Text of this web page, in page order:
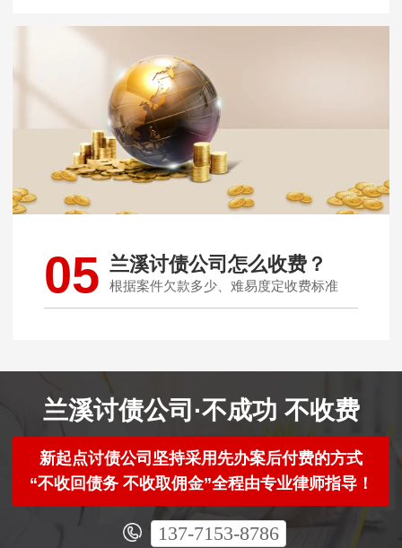
05 兰溪讨债公司怎么收费？
根据案件欠款多少、难易度定收费标准
兰溪讨债公司·不成功 不收费
新起点讨债公司坚持采用先办案后付费的方式
“不收回债务 不收取佣金”全程由专业律师指导！
137-7153-8786